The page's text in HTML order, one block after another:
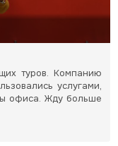
туров. Компанию
услугами,
офиса. Жду больше